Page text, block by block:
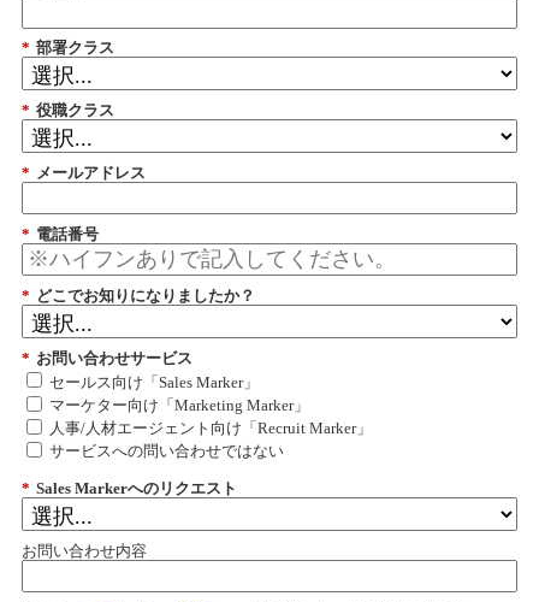
* 部署クラス
* 役職クラス
* メールアドレス
* 電話番号
* どこでお知りになりましたか？
* お問い合わせサービス
セールス向け「Sales Marker」
マーケター向け「Marketing Marker」
人事/人材エージェント向け「Recruit Marker」
サービスへの問い合わせではない
* Sales Markerへのリクエスト
お問い合わせ内容